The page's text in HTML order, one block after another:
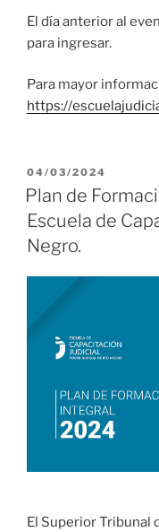
El día anterior al
para ingresar.
Para mayor
https://
PUBLICADO
EL
04/03/2024
Plan de
Escuela de
Negro.
El Superior Tribunal